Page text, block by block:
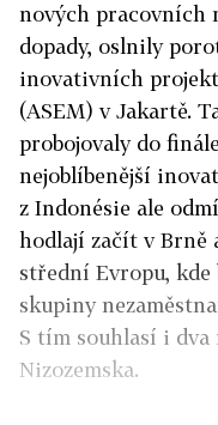
nových pracovních
dopady, oslnily
inovativních
(ASEM) v Jakartě.
probojovaly do
nejoblíbenější
z Indonésie ale
hodlají začít v Brně
střední Evropu,
skupiny
S tím souhlasí i dva
Nizozemska.